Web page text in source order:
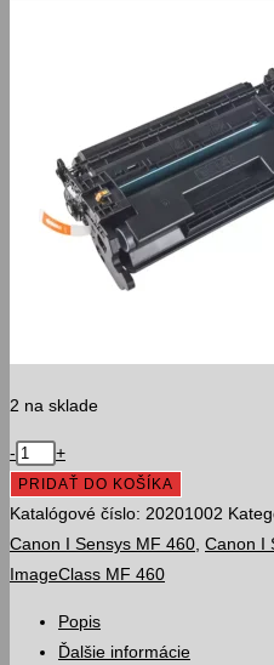
2 na sklade
množstvo
CANON
CRG070
/
5639C002
Black,3000
- +
PRIDAŤ DO KOŠÍKA
Katalógové číslo: 20201002
Canon I Sensys MF 460 Canon I
ImageClass MF 460
Popis
Ďalšie informácie